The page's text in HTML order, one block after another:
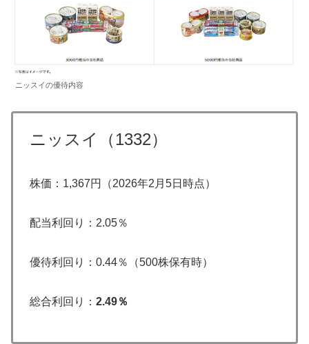
ニッスイの優待内容
ニッスイ（1332）
株価：1,367円（2026年2月5日時点）
配当利回り：2.05％
優待利回り：0.44％（500株保有時）
総合利回り： 2.49％